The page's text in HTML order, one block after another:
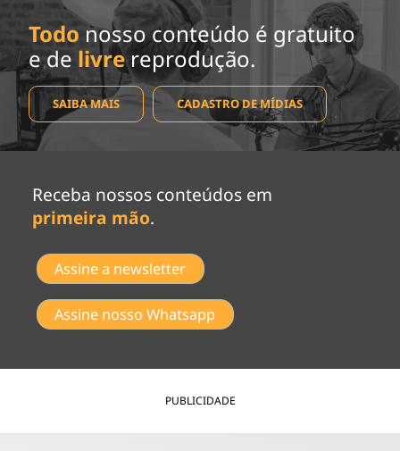
Todo nosso conteúdo é gratuito
e de livrereprodução.
SAIBA MAIS CADASTRO DE MÍDIAS
Receba nossos conteúdos em
primeira mão.
Assine a newsletter
Assine nosso Whatsapp
PUBLICIDADE